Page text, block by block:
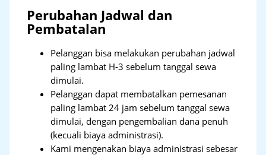
Perubahan Jadwal dan
Pembatalan
Pelanggan bisa melakukan perubahan jadwal
paling lambat H-3 sebelum tanggal sewa
dimulai.
Pelanggan dapat membatalkan pemesanan
paling lambat 24 jam sebelum tanggal sewa
dimulai, dengan pengembalian dana penuh
(kecuali biaya administrasi).
Kami mengenakan biaya administrasi sebesar